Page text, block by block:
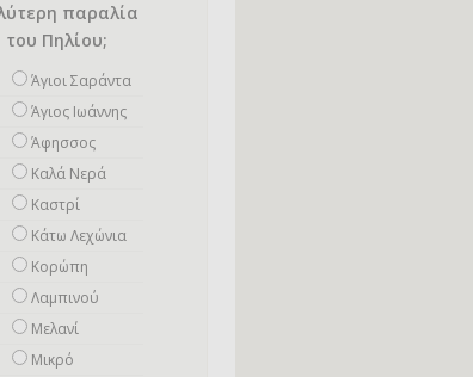
παραλία
του Πηλίου;
Άγιοι Σαράντα
Άγιος Ιωάννης
Άφησσος
Καλά Νερά
Καστρί
Κάτω Λεχώνια
Κορώπη
Λαμπινού
Μελανί
Μικρό